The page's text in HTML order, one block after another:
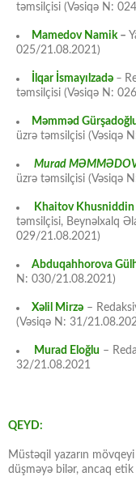
təmsilçisi (Vəsiqə N:
Mamedov Namik–
025/21.08.2021)
İlqar İsmayılzadə –
təmsilçisi (Vəsiqə N:
Məmməd
üzrə təmsilçisi (Vəsiqə
Murad
üzrə təmsilçisi (Vəsiqə
Khaitov Khusniddin
təmsilçisi, Beynəlxalq
029/21.08.2021)
Abduqahhorova
N: 030/21.08.2021)
Xəlil Mirzə –
(Vəsiqə N: 31/
Murad Eloğlu –
32/21.08.2021
QEYD:
Müstəqil yazarın mövqeyi
düşməyə bilər, ancaq